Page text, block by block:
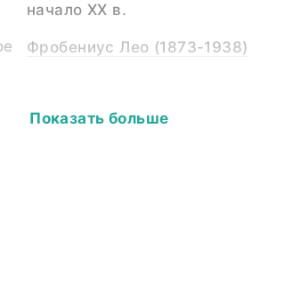
начало XX в.
Фробениус Лео (1873-1938)
Показать больше